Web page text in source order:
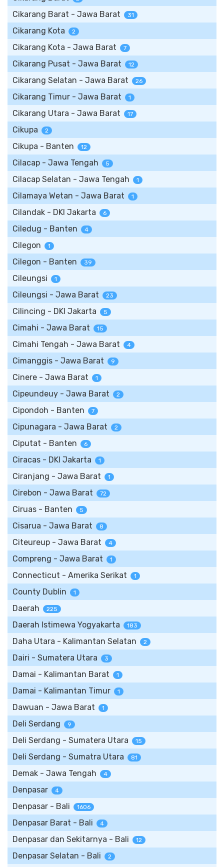
Cikarang Barat - Jawa Barat 31
Cikarang Kota 2
Cikarang Kota - Jawa Barat 7
Cikarang Pusat - Jawa Barat 12
Cikarang Selatan - Jawa Barat 26
Cikarang Timur - Jawa Barat 1
Cikarang Utara - Jawa Barat 17
Cikupa 2
Cikupa - Banten 12
Cilacap - Jawa Tengah 5
Cilacap Selatan - Jawa Tengah 1
Cilamaya Wetan - Jawa Barat 1
Cilandak - DKI Jakarta 6
Ciledug - Banten 4
Cilegon 1
Cilegon - Banten 39
Cileungsi 1
Cileungsi - Jawa Barat 23
Cilincing - DKI Jakarta 5
Cimahi - Jawa Barat 15
Cimahi Tengah - Jawa Barat 4
Cimanggis - Jawa Barat 9
Cinere - Jawa Barat 1
Cipeundeuy - Jawa Barat 2
Cipondoh - Banten 7
Cipunagara - Jawa Barat 2
Ciputat - Banten 6
Ciracas - DKI Jakarta 1
Ciranjang - Jawa Barat 1
Cirebon - Jawa Barat 72
Ciruas - Banten 5
Cisarua - Jawa Barat 8
Citeureup - Jawa Barat 4
Compreng - Jawa Barat 1
Connecticut - Amerika Serikat 1
County Dublin 1
Daerah 225
Daerah Istimewa Yogyakarta 183
Daha Utara - Kalimantan Selatan 2
Dairi - Sumatera Utara 3
Damai - Kalimantan Barat 1
Damai - Kalimantan Timur 1
Dawuan - Jawa Barat 1
Deli Serdang 9
Deli Serdang - Sumatera Utara 15
Deli Serdang - Sumatra Utara 81
Demak - Jawa Tengah 4
Denpasar 4
Denpasar - Bali 1606
Denpasar Barat - Bali 4
Denpasar dan Sekitarnya - Bali 12
Denpasar Selatan - Bali 2